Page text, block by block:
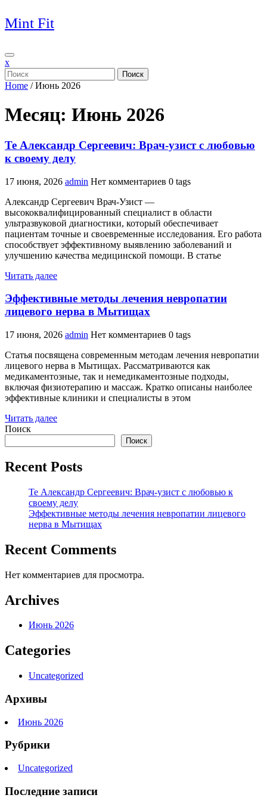
Перейти
к
Mint Fit
x
Поиск
Home /Июнь 2026
Месяц: Июнь 2026
Те Александр Сергеевич: Врач-узист с любовью
к своему делу
17 июня, 2026 admin Нет комментариев 0 tags
Александр Сергеевич Врач-Узист —
высококвалифицированный специалист в области
ультразвуковой диагностики, который обеспечивает
пациентам точные и своевременные исследования. Его работа
способствует эффективному выявлению заболеваний и
улучшению качества медицинской помощи. В статье
Читать далее
Эффективные методы лечения невропатии
лицевого нерва в Мытищах
17 июня, 2026 admin Нет комментариев 0 tags
Статья посвящена современным методам лечения невропатии
лицевого нерва в Мытищах. Рассматриваются как
медикаментозные, так и немедикаментозные подходы,
включая физиотерапию и массаж. Кратко описаны наиболее
эффективные клиники и специалисты в этом
Читать далее
Поиск
Поиск
Recent Posts
Те Александр Сергеевич: Врач-узист с любовью к
своему делу
Эффективные методы лечения невропатии лицевого
нерва в Мытищах
Recent Comments
Нет комментариев для просмотра.
Archives
Июнь 2026
Categories
Uncategorized
Архивы
Июнь 2026
Рубрики
Uncategorized
Последние записи